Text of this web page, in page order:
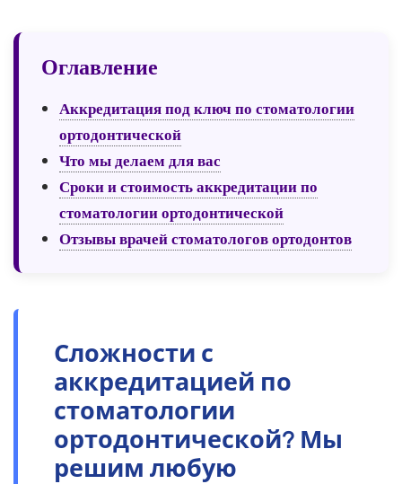
Оглавление
Аккредитация под ключ по стоматологии
ортодонтической
Что мы делаем для вас
Сроки и стоимость аккредитации по
стоматологии ортодонтической
Отзывы врачей стоматологов ортодонтов
Сложности с
аккредитацией по
стоматологии
ортодонтической? Мы
решим любую